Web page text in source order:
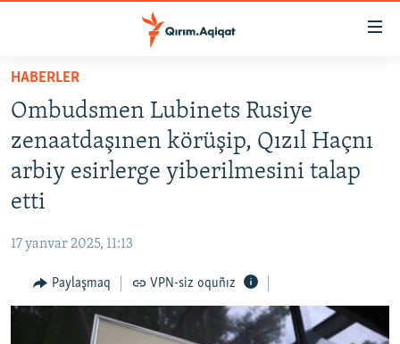
Esas
qaytmaq
Baş
navigatsiyağa
qaytmaq
Qıdıruvğa
HABERLER
İQTİSADİYAT
CEMİYET
İNSAN AQLARI
VİDEO
SÜRET
HABERLER
Ombudsmen Lubinets Rusiye
zenaatdaşınen körüşip, Qızıl Haçnı
arbiy esirlerge yiberilmesini talap
etti
17 yanvar 2025, 11:13
Paylaşmaq VPN-siz oquñız